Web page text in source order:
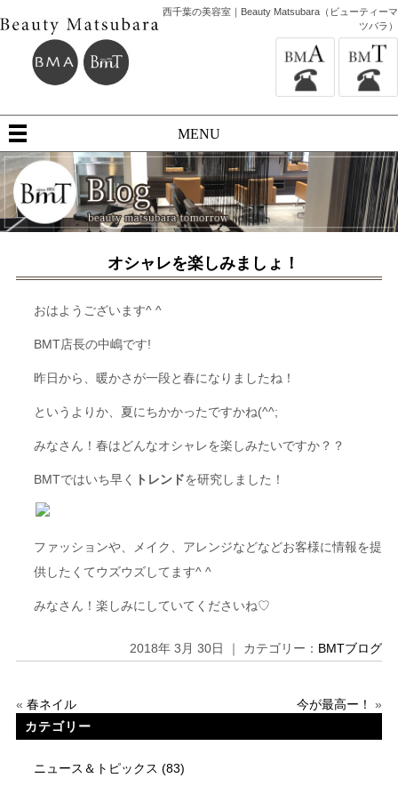
西千葉の美容室｜Beauty Matsubara（ビューティーマ
ツバラ）
MENU
オシャレを楽しみましょ！
おはようございます^ ^
BMT店長の中嶋です!
昨日から、暖かさが一段と春になりましたね！
というよりか、夏にちかかったですかね(^^;
みなさん！春はどんなオシャレを楽しみたいですか？？
BMTではいち早く トレンドを研究しました！
ファッションや、メイク、アレンジなどなどお客様に情報を提
供したくてウズウズしてます^ ^
みなさん！楽しみにしていてくださいね♡
2018年 3月 30日 ｜ カテゴリー： BMTブログ
« 春ネイル 今が最高ー！
»
カテゴリー
ニュース＆トピックス (83)